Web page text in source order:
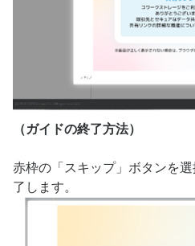
（ガイドの終了方法）
赤枠の「スキップ」ボタンを
了します。